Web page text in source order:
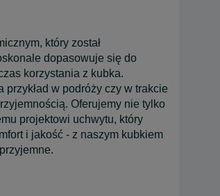
który został
dopasowuje się do
korzystania z kubka.
w podróży czy w trakcie
Oferujemy nie tylko
projektowi uchwytu, który
i jakość - z naszym kubkiem